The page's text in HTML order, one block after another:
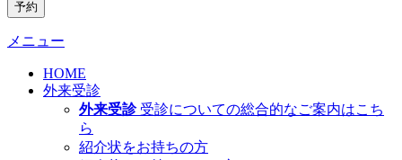
予約
メニュー
HOME
外来受診
外来受診 受診についての総合的なご案内はこち
ら
紹介状をお持ちの方